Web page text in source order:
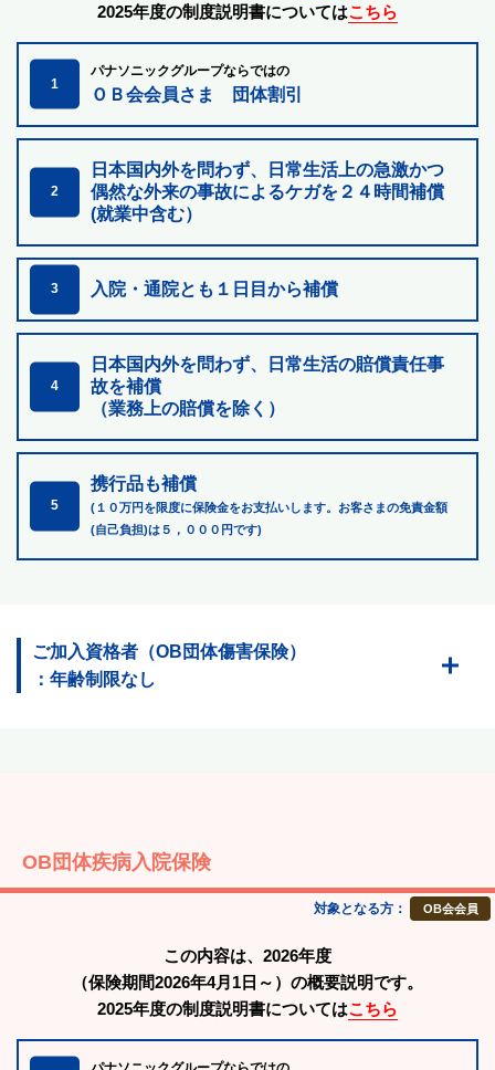
2025年度の制度説明書についてはこちら
1
パナソニックグループならではの
ＯＢ会会員さま 団体割引
2
日本国内外を問わず、日常生活上の急激かつ
偶然な外来の事故によるケガを２４時間補償
(就業中含む）
3 入院・通院とも１日目から補償
4
日本国内外を問わず、日常生活の賠償責任事
故を補償
（業務上の賠償を除く）
5
携行品も補償
(１０万円を限度に保険金をお支払いします。お客さまの免責金額
(自己負担)は５，０００円です)
ご加入資格者（OB団体傷害保険）
：年齢制限なし
OB団体疾病入院保険
対象となる方： OB会会員
この内容は、2026年度
（保険期間2026年4月1日～）の概要説明です。
2025年度の制度説明書についてはこちら